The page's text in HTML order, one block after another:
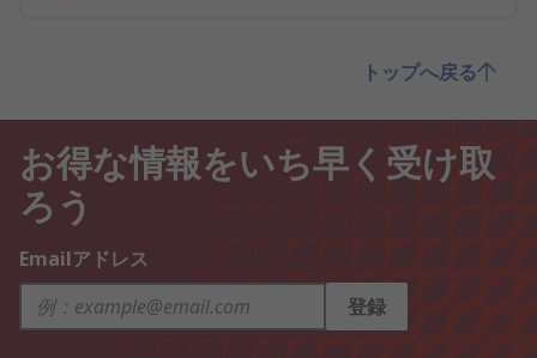
トップへ戻る
お得な情報をいち早く受け取
ろう
Emailアドレス
登録